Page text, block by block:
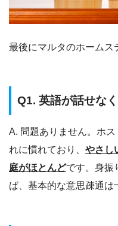
最後にマルタのホームス
Q1. 英語が話せな
A. 問題ありません。ホ
れに慣れており、 やさし
庭がほとんどです。身振
ば、基本的な意思疎通は